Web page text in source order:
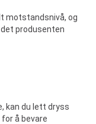
motstandsnivå, og
produsenten
kan du lett dryss
å bevare